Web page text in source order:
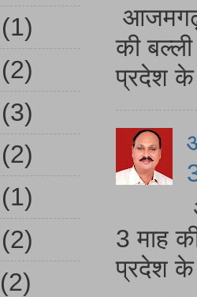
आजमगढ़
की
प्रदेश
3 माह
प्रदेश
(1)
(2)
(3)
(2)
(1)
(2)
(2)